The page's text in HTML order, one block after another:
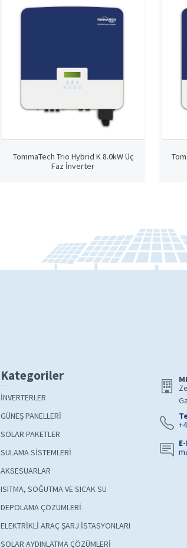
TommaTech Trio Hybrid K 8.0kW Üç
Faz İnverter
Kategoriler
İNVERTERLER
GÜNEŞ PANELLERİ
SOLAR PAKETLER
SULAMA SİSTEMLERİ
AKSESUARLAR
ISITMA, SOĞUTMA VE SICAK SU
DEPOLAMA ÇÖZÜMLERİ
ELEKTRİKLİ ARAÇ ŞARJ İSTASYONLARI
SOLAR AYDINLATMA ÇÖZÜMLERİ